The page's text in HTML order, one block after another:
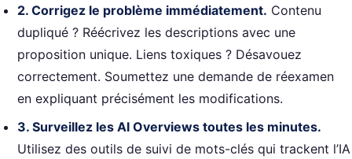
2. Corrigez le problème immédiatement. Contenu
dupliqué ? Réécrivez les descriptions avec une
proposition unique. Liens toxiques ? Désavouez
correctement. Soumettez une demande de réexamen
en expliquant précisément les modifications.
3. Surveillez les AI Overviews toutes les minutes.
Utilisez des outils de suivi de mots-clés qui trackent l’IA